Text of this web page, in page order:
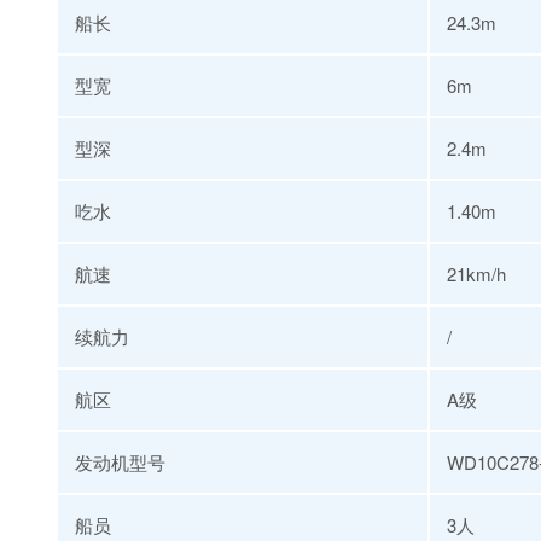
船长 24.3m
型宽 6m
型深 2.4m
吃水 1.40m
航速 21km/h
续航力 /
航区 A级
发动机型号
船员 3人